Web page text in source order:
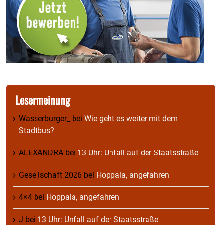
Lesermeinung
Wasserburger_ bei Wie geht es weiter mit dem
Stadtbus?
ALEXANDRA bei 13 Uhr: Unfall auf der Staatsstraße
Gesellschaft 2026 bei Hoppala, angefahren
4×4 bei Hoppala, angefahren
J bei 13 Uhr: Unfall auf der Staatsstraße